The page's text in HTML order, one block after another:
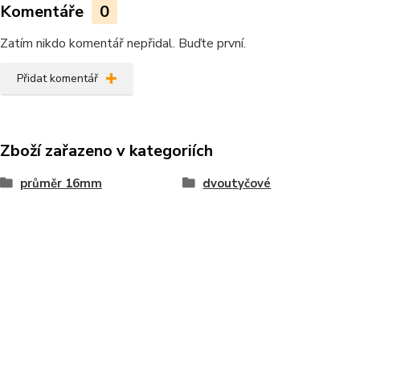
Komentáře 0
Zatím nikdo komentář nepřidal. Buďte první.
Přidat komentář
Zboží zařazeno v kategoriích
průměr 16mm dvoutyčové